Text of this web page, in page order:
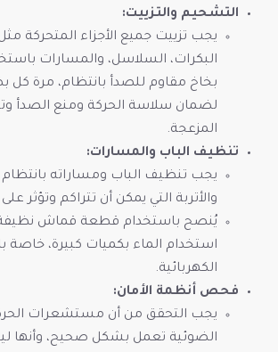
التشحيم والتزييت:
يجب تزييت جميع الأجزاء المتحركة
البكرات، السلاسل، والمسارات
بخاخ مقاوم للصدأ بانتظام، مرة كل
لضمان سلاسة الحركة ومنع الصدأ
المزعجة.
تنظيف الباب والمسارات:
يجب تنظيف الباب ومساراته بانتظام
والأتربة التي يمكن أن تتراكم وتؤثر
يُنصح باستخدام قطعة قماش
استخدام الماء بكميات كبيرة، خاصة
الكهربائية.
فحص أنظمة الأمان:
يجب التحقق من أن مستشعرات الحركة
الضوئية تعمل بشكل صحيح، وأنها